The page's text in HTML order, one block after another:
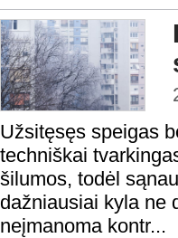
Užsitęsęs speigas
techniškai
šilumos, todėl
dažniausiai kyla ne
neįmanoma kontr...